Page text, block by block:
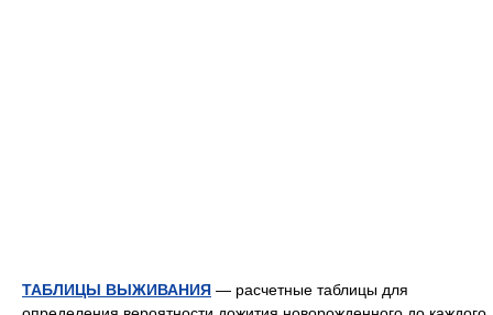
ТАБЛИЦЫ ВЫЖИВАНИЯ — расчетные таблицы для